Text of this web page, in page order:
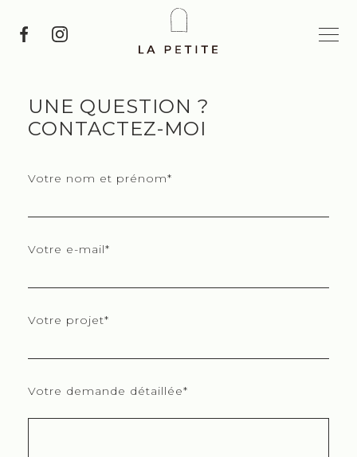
UNE QUESTION ?
CONTACTEZ-MOI
Votre nom et prénom*
Votre e-mail*
Votre projet*
Votre demande détaillée*